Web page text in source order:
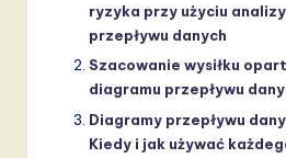
ryzyka przy użyciu
przepływu danych
Szacowanie wysiłku
diagramu przepływu
Diagramy przepływu
Kiedy i jak używać